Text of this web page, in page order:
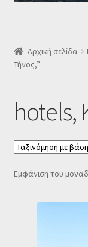
SLIDER
Δελτίο νέων
Επιβεβαίωση
Επικοινωνία
Αρχική σελίδα
Τήνος,”
hotels,
Εμφάνιση του